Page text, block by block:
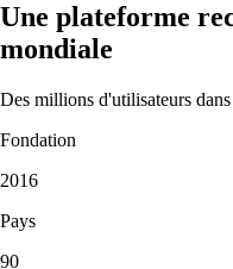
Une plateforme
mondiale
Des millions d'utilisateurs
Fondation
2016
Pays
90